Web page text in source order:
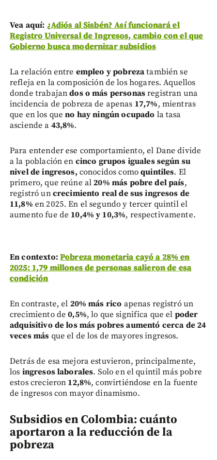
Vea aquí: ¿Adiós al Sisbén? Así funcionará el
Registro Universal de Ingresos, cambio con el que
Gobierno busca modernizar subsidios
La relación entre empleo y pobrezatambién se
refleja en la composición de los hogares. Aquellos
donde trabajandos o más personasregistran una
incidencia de pobreza de apenas 17,7%, mientras
que en los queno hay ningún ocupado la tasa
asciende a 43,8%.
Para entender ese comportamiento, el Dane divide
a la población en cinco grupos iguales según su
nivel de ingresos, conocidos comoquintiles. El
primero, que reúne al20% más pobre del país,
registró uncrecimiento real de sus ingresos de
11,8% en 2025. En el segundo y tercer quintil el
aumento fue de 10,4% y 10,3%, respectivamente.
En contexto: Pobreza monetaria cayó a 28% en
2025: 1,79 millones de personas salieron de esa
condición
En contraste, el 20% más rico apenas registró un
crecimiento de0,5%, lo que significa que el poder
adquisitivo de los más pobres aumentó cerca de 24
veces más que el de los de mayores ingresos.
Detrás de esa mejora estuvieron, principalmente,
los ingresos laborales. Solo en el quintil más pobre
estos crecieron 12,8%, convirtiéndose en la fuente
de ingresos con mayor dinamismo.
Subsidios en Colombia: cuánto
aportaron a la reducción de la
pobreza